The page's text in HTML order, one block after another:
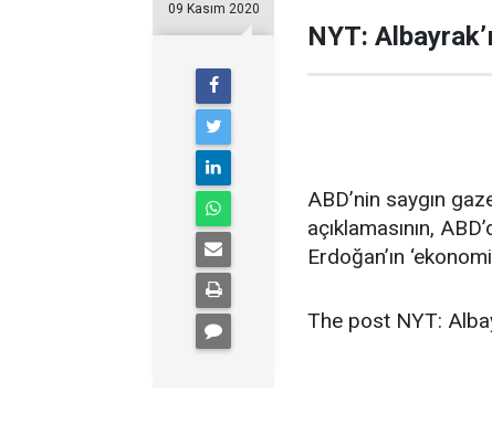
09 Kasım 2020
NYT:
ABD’nin saygın
açıklamasının,
Erdoğan’ın
The post NYT: